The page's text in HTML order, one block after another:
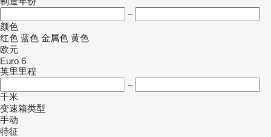
–
颜色
红色 蓝色 金属色 黄色
欧元
Euro 6
英里里程
–
千米
变速箱类型
手动
特征